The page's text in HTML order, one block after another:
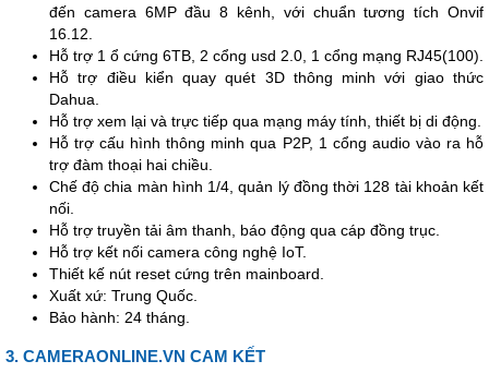
đến camera 6MP đầu 8 kênh, với chuẩn tương tích Onvif
16.12.
Hỗ trợ 1 ổ cứng 6TB, 2 cổng usd 2.0, 1 cổng mạng RJ45(100).
Hỗ trợ điều kiển quay quét 3D thông minh với giao thức
Dahua.
Hỗ trợ xem lại và trực tiếp qua mạng máy tính, thiết bị di động.
Hỗ trợ cấu hình thông minh qua P2P, 1 cổng audio vào ra hỗ
trợ đàm thoại hai chiều.
Chế độ chia màn hình 1/4, quản lý đồng thời 128 tài khoản kết
nối.
Hỗ trợ truyền tải âm thanh, báo động qua cáp đồng trục.
Hỗ trợ kết nối camera công nghệ IoT.
Thiết kế nút reset cứng trên mainboard.
Xuất xứ: Trung Quốc.
Bảo hành: 24 tháng.
3. CAMERAONLINE.VN CAM KẾT